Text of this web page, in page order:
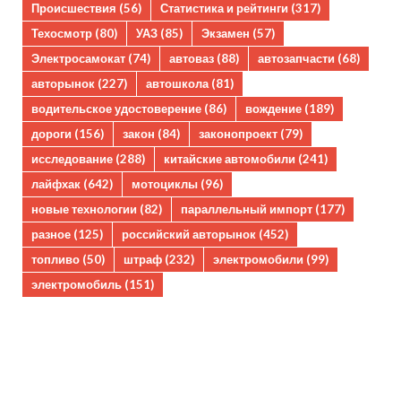
Происшествия (56) Статистика и рейтинги (317)
Техосмотр (80) УАЗ (85) Экзамен (57)
Электросамокат (74) автоваз (88) автозапчасти (68)
авторынок (227) автошкола(81)
водительское удостоверение (86) вождение (189)
дороги (156) закон (84) законопроект (79)
исследование (288) китайские автомобили (241)
лайфхак (642) мотоциклы (96)
новые технологии (82) параллельный импорт (177)
разное (125) российский авторынок (452)
топливо (50) штраф (232) электромобили (99)
электромобиль (151)